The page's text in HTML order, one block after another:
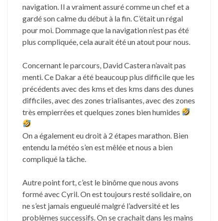
navigation. Il a vraiment assuré comme un chef et a
gardé son calme du début à la fin. C’était un régal
pour moi. Dommage que la navigation n’est pas été
plus compliquée, cela aurait été un atout pour nous.
Concernant le parcours, David Castera n’avait pas
menti. Ce Dakar a été beaucoup plus difficile que les
précédents avec des kms et des kms dans des dunes
difficiles, avec des zones trialisantes, avec des zones
très empierrées et quelques zones bien humides
On a également eu droit à 2 étapes marathon. Bien
entendu la météo s’en est mêlée et nous a bien
compliqué la tâche.
Autre point fort, c’est le binôme que nous avons
formé avec Cyril. On est toujours resté solidaire, on
ne s’est jamais engueulé malgré l’adversité et les
problèmes successifs. On se crachait dans les mains